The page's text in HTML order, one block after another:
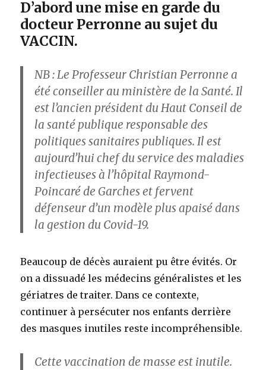
D’abord une mise en garde du
docteur Perronne au sujet du
VACCIN.
NB : Le Professeur Christian Perronne a
été conseiller au ministère de la Santé. Il
est l’ancien président du Haut Conseil de
la santé publique responsable des
politiques sanitaires publiques. Il est
aujourd’hui chef du service des maladies
infectieuses à l’hôpital Raymond-
Poincaré de Garches et fervent
défenseur d’un modèle plus apaisé dans
la gestion du Covid-19.
Beaucoup de décès auraient pu être évités. Or
on a dissuadé les médecins généralistes et les
gériatres de traiter. Dans ce contexte,
continuer à persécuter nos enfants derrière
des masques inutiles reste incompréhensible.
Cette vaccination de masse est inutile.